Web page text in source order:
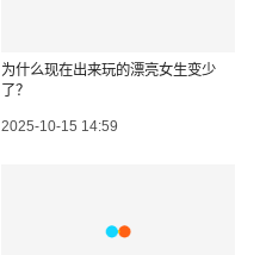
为什么现在出来玩的漂亮女生变少
了？
2025-10-15 14:59